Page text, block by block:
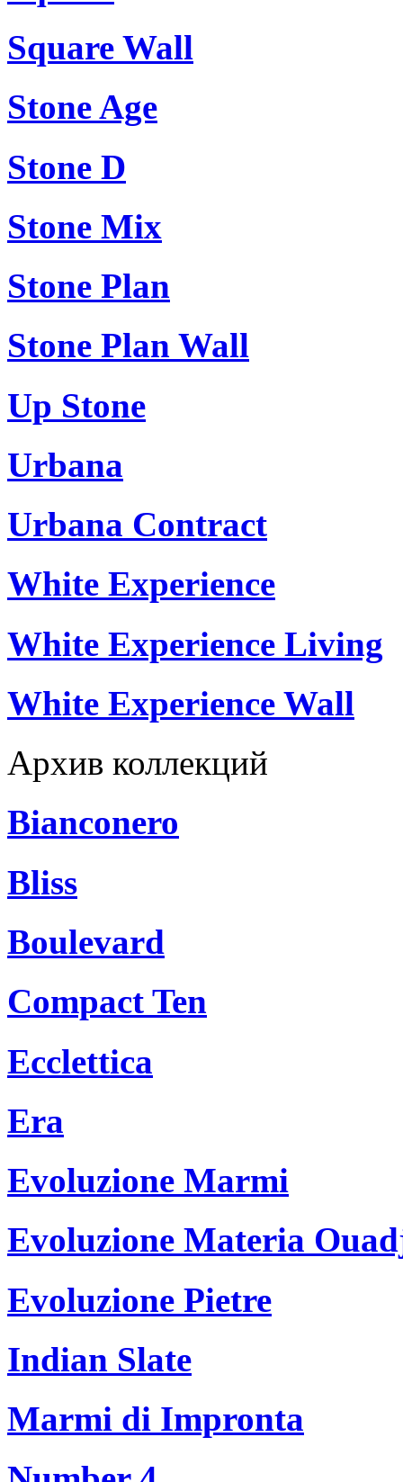
Square Wall
Stone Age
Stone D
Stone Mix
Stone Plan
Stone Plan Wall
Up Stone
Urbana
Urbana Contract
White Experience
White Experience Living
White Experience Wall
Архив коллекций
Bianconero
Bliss
Boulevard
Compact Ten
Ecclettica
Era
Evoluzione Marmi
Evoluzione Materia
Evoluzione Pietre
Indian Slate
Marmi di Impronta